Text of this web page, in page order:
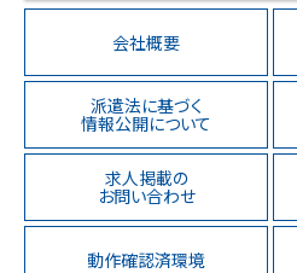
会社概要
派遣法に基づく
情報公開について
求人掲載の
お問い合わせ
動作確認済環境